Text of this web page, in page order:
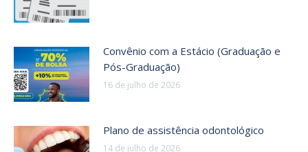
Convênio com a Estácio (Graduação e
Pós-Graduação)
16 de julho de 2026
Plano de assistência odontológico
14 de julho de 2026